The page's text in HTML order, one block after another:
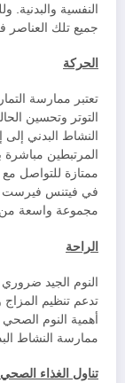
النفسية
جميع تلك العناصر
الحركة
تعتبر ممارسة
التوتر وتحسين
النشاط البدني إلى
المرتبطين
ممتازة للتواصل مع
في فيتنس فيرست
مجموعة واسعة من
الراحة
النوم الجيد
تدعم تنظيم
أهمية النوم
ممارسة النشاط
تناول الغذاء الصحي